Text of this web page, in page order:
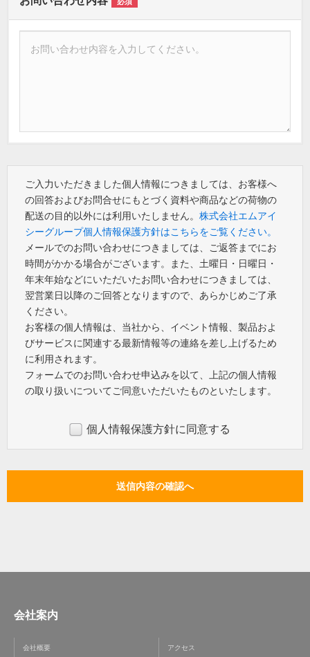
ご入力いただきました個人情報につきましては、お客様へ
の回答およびお問合せにもとづく資料や商品などの荷物の
配送の目的以外には利用いたしません。 株式会社エムアイ
シーグループ個人情報保護方針はこちらをご覧ください。
メールでのお問い合わせにつきましては、ご返答までにお
時間がかかる場合がございます。また、土曜日・日曜日・
年末年始などにいただいたお問い合わせにつきましては、
翌営業日以降のご回答となりますので、あらかじめご了承
ください。
お客様の個人情報は、当社から、イベント情報、製品およ
びサービスに関連する最新情報等の連絡を差し上げるため
に利用されます。
フォームでのお問い合わせ申込みを以て、上記の個人情報
の取り扱いについてご同意いただいたものといたします。
個人情報保護方針に同意する
会社案内
会社概要 アクセス